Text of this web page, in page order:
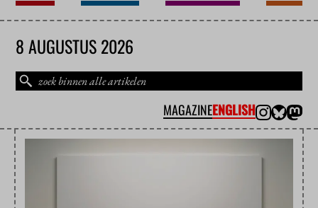
8 AUGUSTUS 2026
MAGAZINEENGLISH